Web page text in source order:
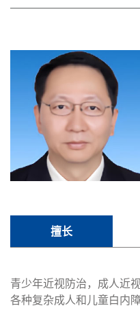
擅长
青少年近视防治，成人近
各种复杂成人和儿童白内